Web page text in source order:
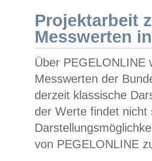
Projektarbeit
Messwerten
Über PEGELONLINE
Messwerten der
derzeit klassische
der Werte findet
von PEGELONLINE